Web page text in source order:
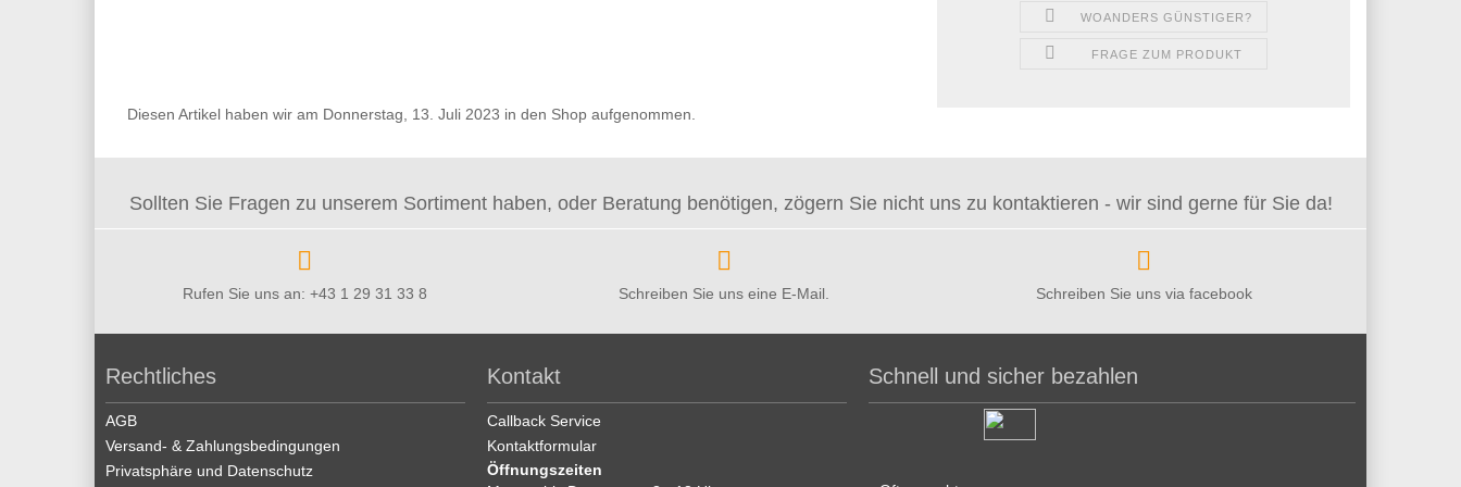
WOANDERS GÜNSTIGER?
FRAGE ZUM PRODUKT
Diesen Artikel haben wir am Donnerstag, 13. Juli 2023 in den Shop aufgenommen.
Sollten Sie Fragen zu unserem Sortiment haben, oder Beratung benötigen, zögern Sie nicht uns zu kontaktieren - wir sind gerne für Sie da!
Rufen Sie uns an: +43 1 29 31 33 8 Schreiben Sie uns eine E-Mail. Schreiben Sie uns via facebook
Rechtliches
AGB
Versand- & Zahlungsbedingungen
Privatsphäre und Datenschutz
Kontakt
Callback Service
Kontaktformular
Öffnungszeiten
Schnell und sicher bezahlen